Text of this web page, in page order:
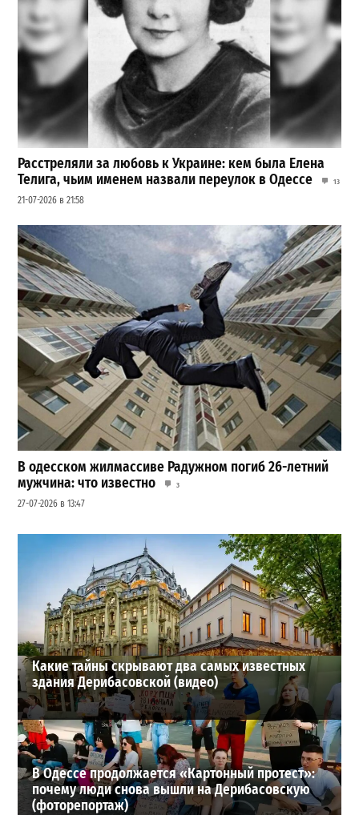
Расстреляли за любовь к Украине: кем была Елена
Телига, чьим именем назвали переулок в Одессе
13
21-07-2026 в 21:58
В одесском жилмассиве Радужном погиб 26-летний
мужчина: что известно
3
27-07-2026 в 13:47
Шезлонги, бунгало и VIP-зоны: сколько придется
заплатить за отдых в Аркадии
3
21-07-2026 в 19:23
ВИБОР РЕДАКЦИИ
Какие тайны скрывают два самых известных
здания Дерибасовской (видео)
В Одессе продолжается «Картонный протест»:
почему люди снова вышли на Дерибасовскую
(фоторепортаж)